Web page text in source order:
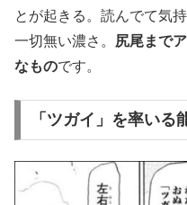
とが起きる。読んでて気
一切無い濃さ。 尻尾まで
なものです。
「ツガイ」を率いる